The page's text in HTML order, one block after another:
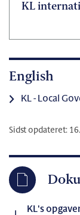
KL
English
KL - Local
Sidst opdateret:
KL's